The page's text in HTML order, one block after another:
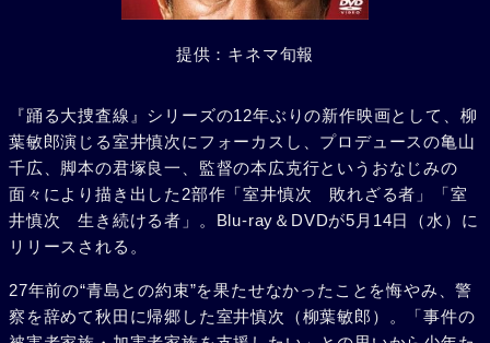
提供：キネマ旬報
『踊る大捜査線』シリーズの12年ぶりの新作映画として、柳
葉敏郎演じる室井慎次にフォーカスし、プロデュースの亀山
千広、脚本の君塚良一、監督の本広克行というおなじみの
面々により描き出した2部作「室井慎次 敗れざる者」「室
井慎次 生き続ける者」。Blu-ray＆DVDが5月14日（水）に
リリースされる。
27年前の“青島との約束”を果たせなかったことを悔やみ、警
察を辞めて秋田に帰郷した室井慎次（柳葉敏郎）。「事件の